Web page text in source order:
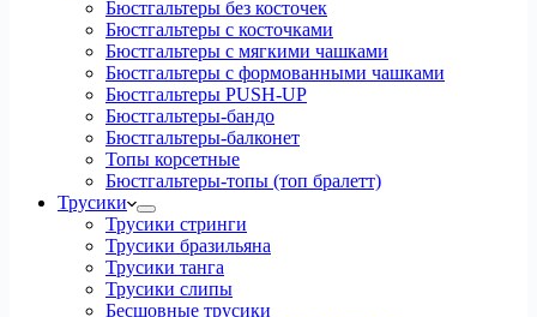
Бюстгальтеры без косточек
Бюстгальтеры с косточками
Бюстгальтеры с мягкими чашками
Бюстгальтеры с формованными чашками
Бюстгальтеры PUSH-UP
Бюстгальтеры-бандо
Бюстгальтеры-балконет
Топы корсетные
Бюстгальтеры-топы (топ бралетт)
Трусики
Трусики стринги
Трусики бразильяна
Трусики танга
Трусики слипы
Бесшовные трусики